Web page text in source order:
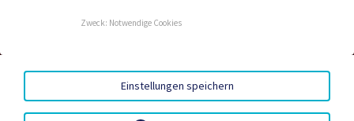
AMTSSIGNATUR|BARRIEREFREIHEIT|DATENSCHUTZ|
SITEMAP|IMPRESSUM
Zweck: Notwendige Cookies
Einstellungen speichern